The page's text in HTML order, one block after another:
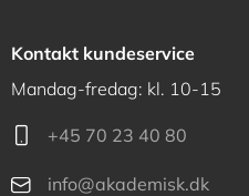
Kontakt kundeservice
Mandag-fredag: kl. 10-15
+45 70 23 40 80
info@akademisk.dk